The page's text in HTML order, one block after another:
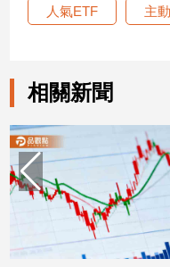
人氣ETF 主
相關新聞